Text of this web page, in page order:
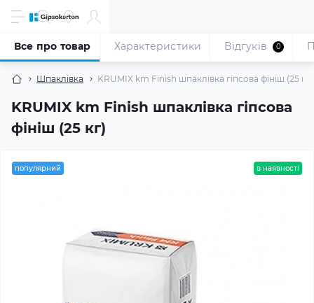
Шпаклівка KRUMIX km Finish шпаклівка гіпсова фініш (25 кг)
KRUMIX km Finish шпаклівка гіпсова
фініш (25 кг)
Все про товар Характеристики Відгуків 0
популярний в наявності